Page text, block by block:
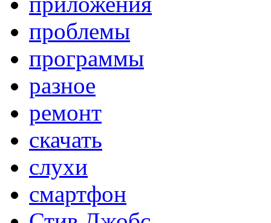
проблемы
программы
разное
ремонт
скачать
слухи
смартфон